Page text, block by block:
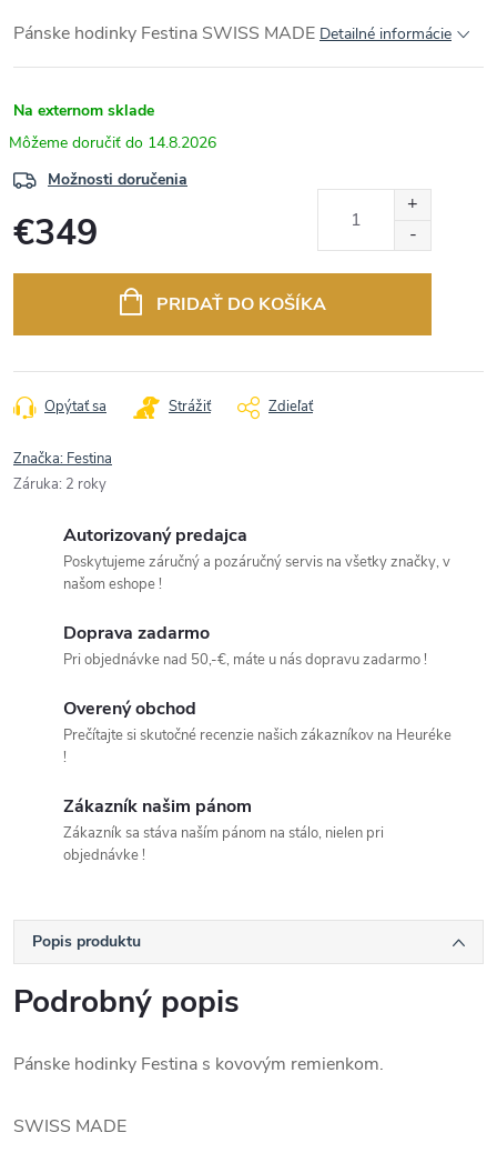
Pánske hodinky Festina SWISS MADE Detailné informácie
Na externom sklade
14.8.2026
Možnosti doručenia
€349
PRIDAŤ DO KOŠÍKA
Opýtať sa Strážiť Zdieľať
Značka: Festina
Záruka: 2 roky
Autorizovaný predajca
Poskytujeme záručný a pozáručný servis na všetky značky, v
našom eshope !
Doprava zadarmo
Pri objednávke nad 50,-€, máte u nás dopravu zadarmo !
Overený obchod
Prečítajte si skutočné recenzie našich zákazníkov na Heuréke
!
Zákazník našim pánom
Zákazník sa stáva naším pánom na stálo, nielen pri
objednávke !
Popis produktu
Podrobný popis
Pánske hodinky Festina s kovovým remienkom.
SWISS MADE